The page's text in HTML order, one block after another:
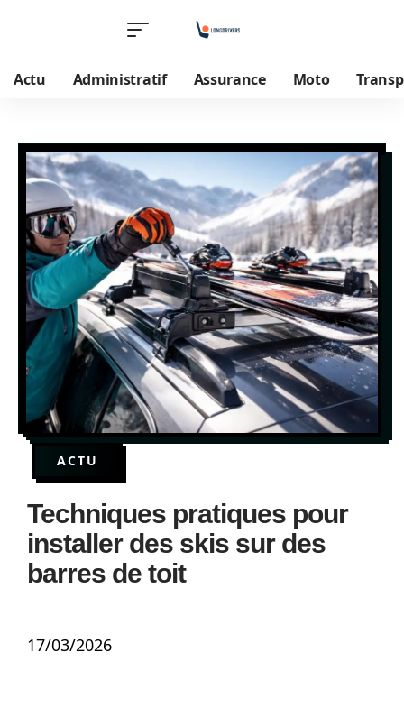
Actu Administratif Assurance Moto
ACTU
Techniques pratiques pour
installer des skis sur des
barres de toit
17/03/2026